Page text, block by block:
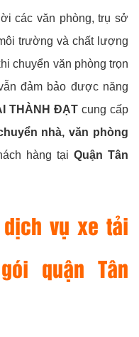
các văn phòng, trụ sở
trường và chất lượng
chuyển văn phòng trọn
đảm bảo được năng
THÀNH ĐẠT cung cấp
nhà, văn phòng
hàng tại Quận Tân
vụ xe tải
quận Tân